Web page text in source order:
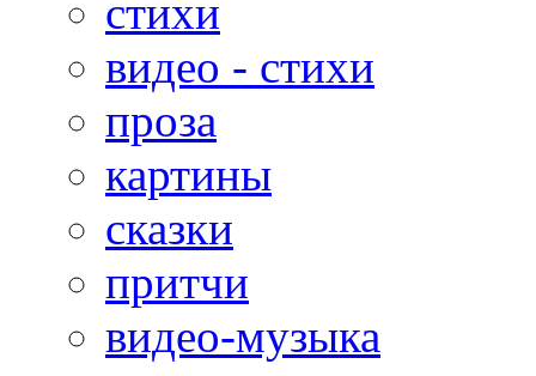
стихи
видео - стихи
проза
картины
сказки
притчи
видео-музыка